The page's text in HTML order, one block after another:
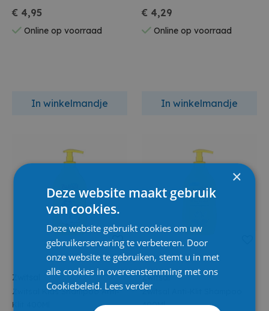
€ 4,95
Online op voorraad
In winkelmandje
€ 4,29
Online op voorraad
In winkelmandje
Zwitsal
Zwitsal Kids Shampoo Anti-
Klit 400Ml
Zwitsal
Zwitsal Anti-Klit Shampoo
400Ml
×
Deze website maakt gebruik
van cookies.
Deze website gebruikt cookies om uw
gebruikerservaring te verbeteren. Door
onze website te gebruiken, stemt u in met
alle cookies in overeenstemming met ons
Cookiebeleid. Lees verder